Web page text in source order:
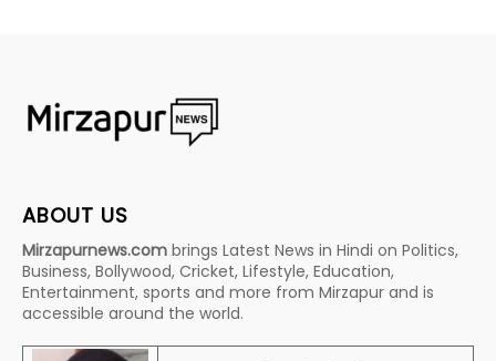
ABOUT US
Mirzapurnews.com brings Latest News in Hindi on Politics,
Business, Bollywood, Cricket, Lifestyle, Education,
Entertainment, sports and more from Mirzapur and is
accessible around the world.